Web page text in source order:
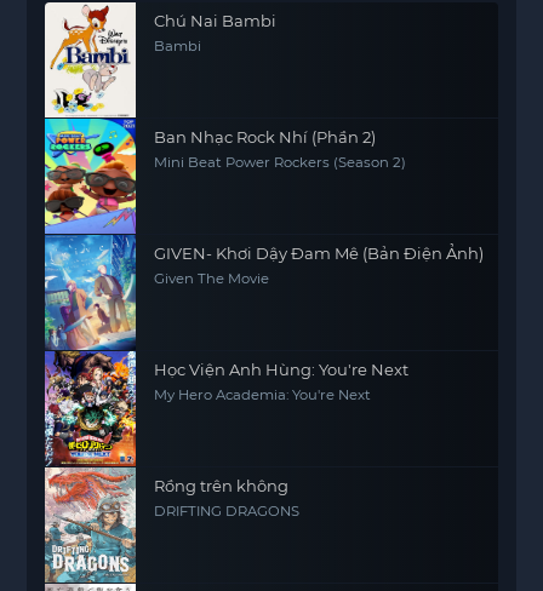
Chú Nai Bambi
Bambi
Ban Nhạc Rock Nhí (Phần 2)
Mini Beat Power Rockers (Season 2)
GIVEN- Khơi Dậy Đam Mê (Bản Điện Ảnh)
Given The Movie
Học Viện Anh Hùng: You're Next
My Hero Academia: You're Next
Rồng trên không
DRIFTING DRAGONS